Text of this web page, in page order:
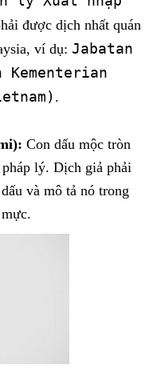
được dịch nhất quán
ví dụ: Jabatan
.
Con dấu mộc tròn
lý. Dịch giả phải
và mô tả nó trong